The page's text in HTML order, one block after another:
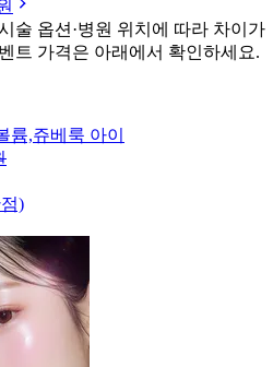
, 병원 위치에 따라 달라질 수 있습
병원 기준으로 정리한 대표 가격
술 옵션·병원 위치에 따라 차이가
트 가격은 아래에서 확인하세요.